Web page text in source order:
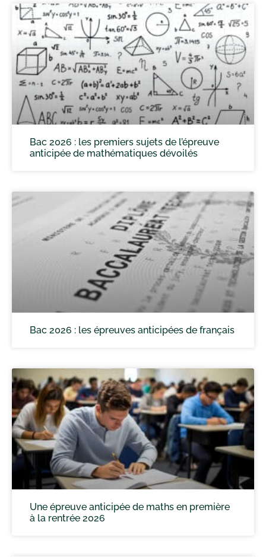
Bac 2026 : les premiers sujets de l’épreuve
anticipée de mathématiques dévoilés
Bac 2026 : les épreuves anticipées de français
Une épreuve anticipée de maths en première
à la rentrée 2026